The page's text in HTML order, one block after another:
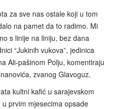
za sve nas ostale koji u tom
na pamet da to radimo. Mi
s linije na liniju, bez dana
“Jukinih vukova”, jedinica
Ali‑pašinom Polju, komentiraju
zvanog Glavoguz.
kultni kafić u sarajevskom
u prvim mjesecima opsade